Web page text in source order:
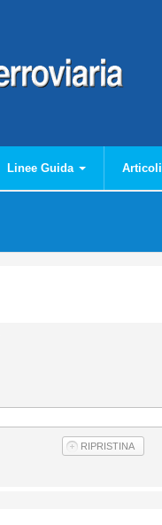
Linee Guida Articoli